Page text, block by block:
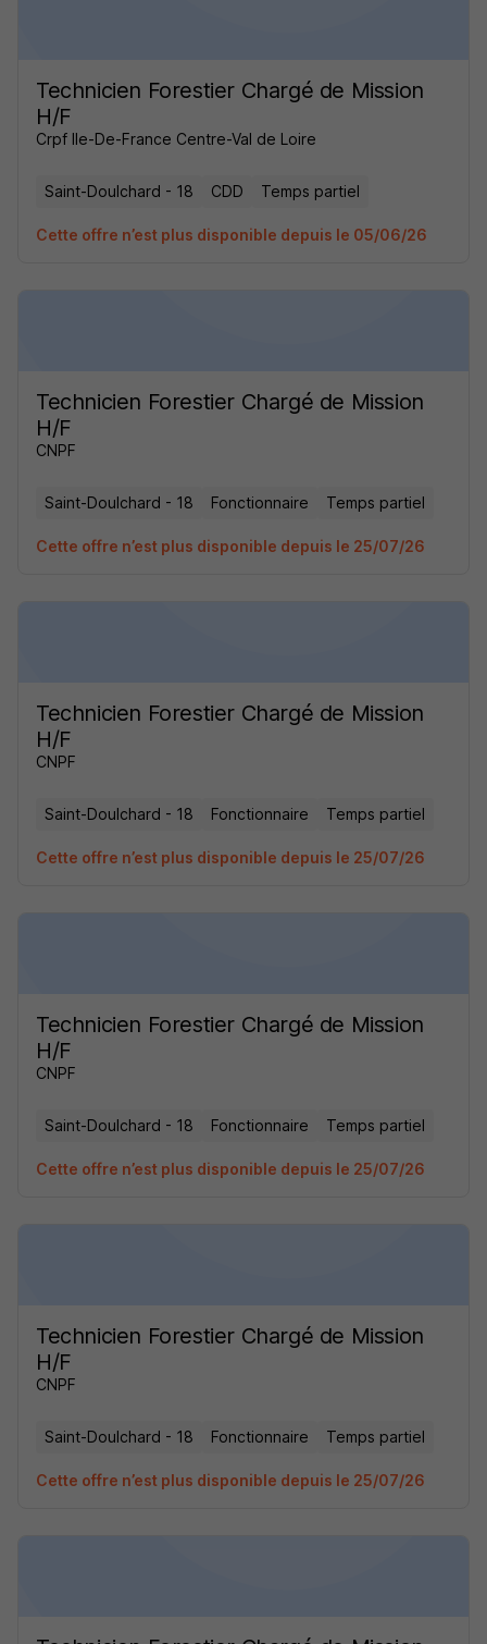
Technicien Forestier Chargé de Mission
H/F
Crpf Ile-De-France Centre-Val de Loire
Saint-Doulchard - 18 CDD Temps partiel
Cette offre n’est plus disponible depuis le 05/06/26
Technicien Forestier Chargé de Mission
H/F
CNPF
Saint-Doulchard - 18 Fonctionnaire Temps partiel
Cette offre n’est plus disponible depuis le 25/07/26
Technicien Forestier Chargé de Mission
H/F
CNPF
Saint-Doulchard - 18 Fonctionnaire Temps partiel
Cette offre n’est plus disponible depuis le 25/07/26
Technicien Forestier Chargé de Mission
H/F
CNPF
Saint-Doulchard - 18 Fonctionnaire Temps partiel
Cette offre n’est plus disponible depuis le 25/07/26
Technicien Forestier Chargé de Mission
H/F
CNPF
Saint-Doulchard - 18 Fonctionnaire Temps partiel
Cette offre n’est plus disponible depuis le 25/07/26